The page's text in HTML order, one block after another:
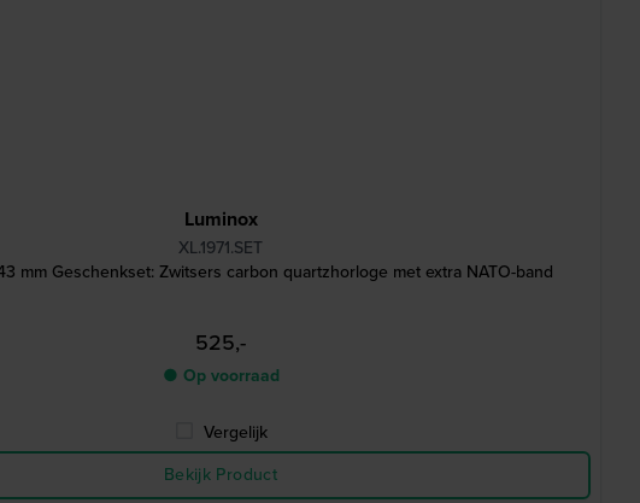
Luminox
XL.1971.SET
mm Geschenkset: Zwitsers carbon quartzhorloge met extra NATO-band
525,-
● Op voorraad
Vergelijk
Bekijk Product